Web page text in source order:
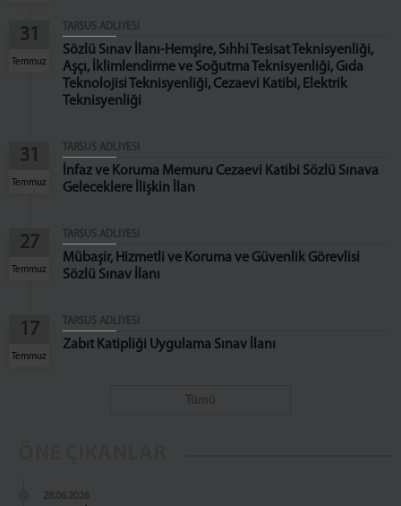
Cumhuriyet Başsavcı Vekilleri
C. Başsavcılığı Birimleri
MAHKEMELER
KOMİSYON
Komisyon Üyeleri
31
Temmuz
TARSUS ADLİYESİ
Sözlü Sınav İlanı-Hemşire, Sıhhi Tesisat Teknisyenliği,
Aşçı, İklimlendirme ve Soğutma Teknisyenliği, Gıda
Teknolojisi Teknisyenliği, Cezaevi Katibi, Elektrik
Teknisyenliği
31
Temmuz
TARSUS ADLİYESİ
İnfaz ve Koruma Memuru Cezaevi Katibi Sözlü Sınava
Geleceklere İlişkin İlan
27
Temmuz
TARSUS ADLİYESİ
Mübaşir, Hizmetli ve Koruma ve Güvenlik Görevlisi
Sözlü Sınav İlanı
17
Temmuz
TARSUS ADLİYESİ
Zabıt Katipliği Uygulama Sınav İlanı
28.06.2026